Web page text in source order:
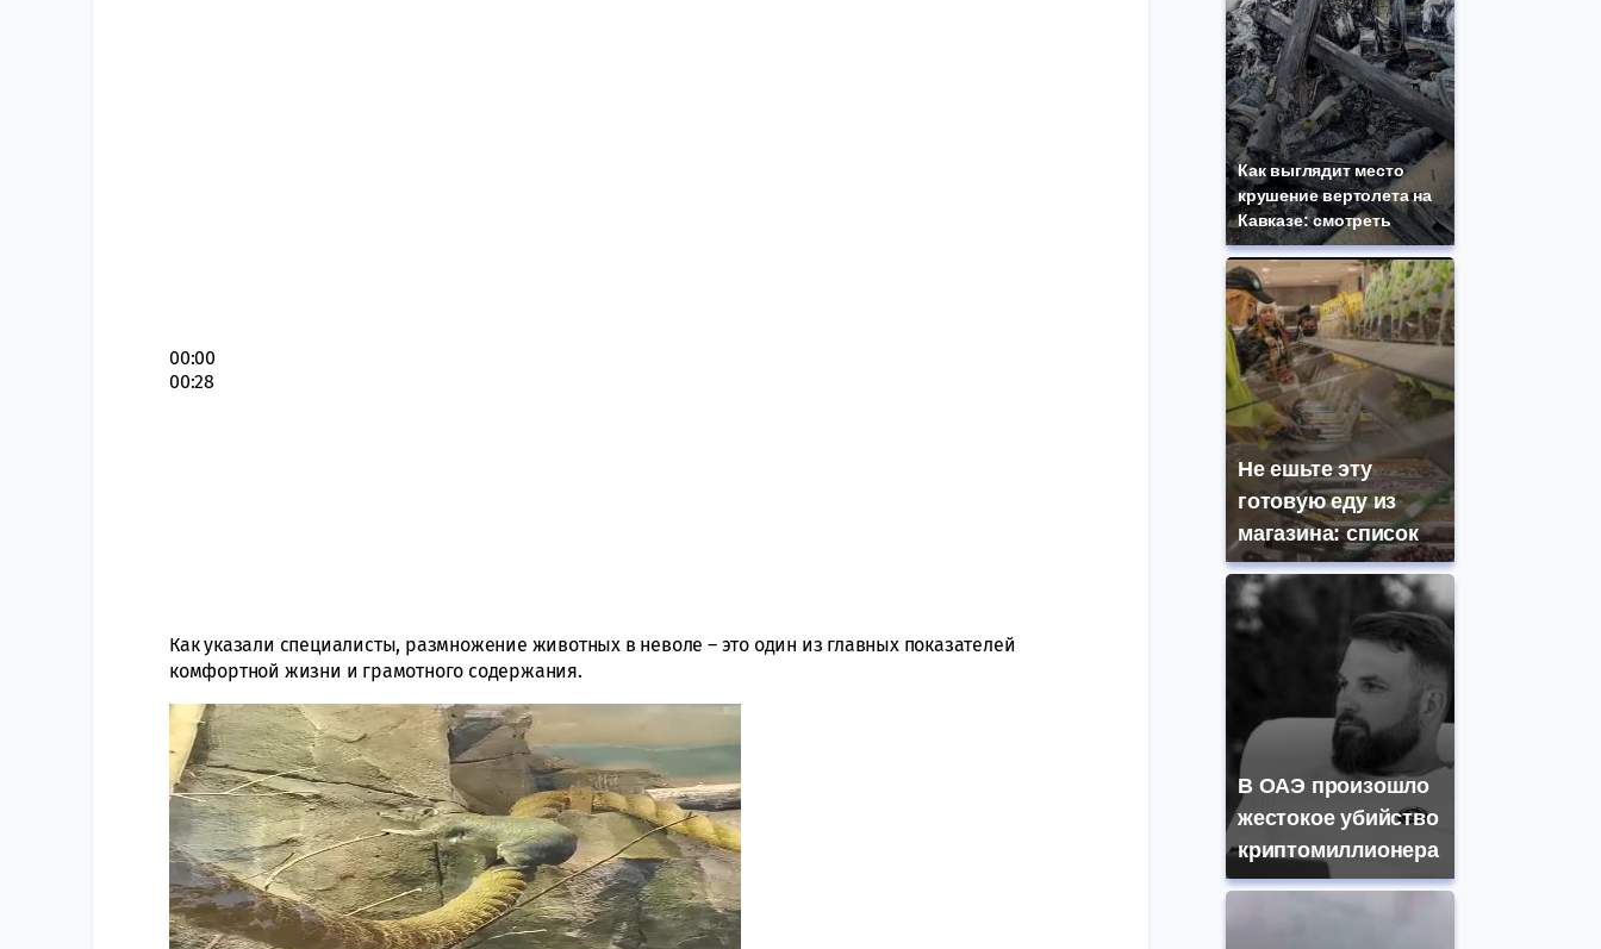
00:00
00:28
Как указали специалисты, размножение животных в неволе – это один из главных показателей
комфортной жизни и грамотного содержания.
Как выглядит место
крушение вертолета на
Кавказе: смотреть
Не ешьте эту
готовую еду из
магазина: список
В ОАЭ произошло
жестокое убийство
криптомиллионера